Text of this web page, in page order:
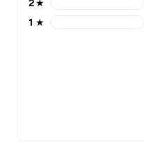
2 stars rating 0 reviews
2★
1 stars rating 0 reviews
1 ★